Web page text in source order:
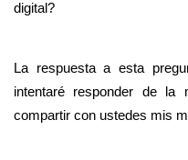
digital?
La respuesta a esta
intentaré responder de la
compartir con ustedes mis